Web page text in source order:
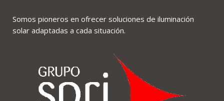
Somos pioneros en ofrecer soluciones de iluminación
solar adaptadas a cada situación.